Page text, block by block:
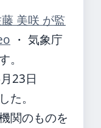
美咲 が監
・ 気象庁
。
23日
た。
関のものを